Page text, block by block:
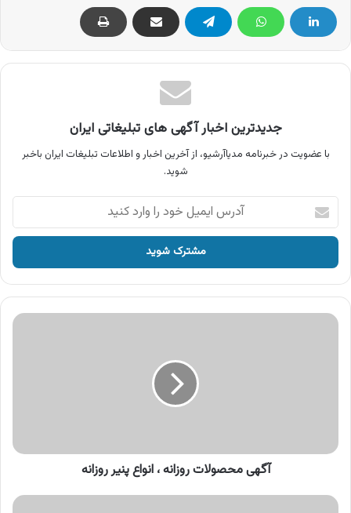
جدیدترین اخبار آگهی های تبلیغاتی ایران
با عضویت در خبرنامه مدیاآرشیو، از آخرین اخبار و اطلاعات تبلیغات ایران باخبر
شوید.
آدرس
ایمیل
خود
وارد
کنید
آگهی
آگهی محصولات روزانه ، انواع پنیر روزانه
آگهی